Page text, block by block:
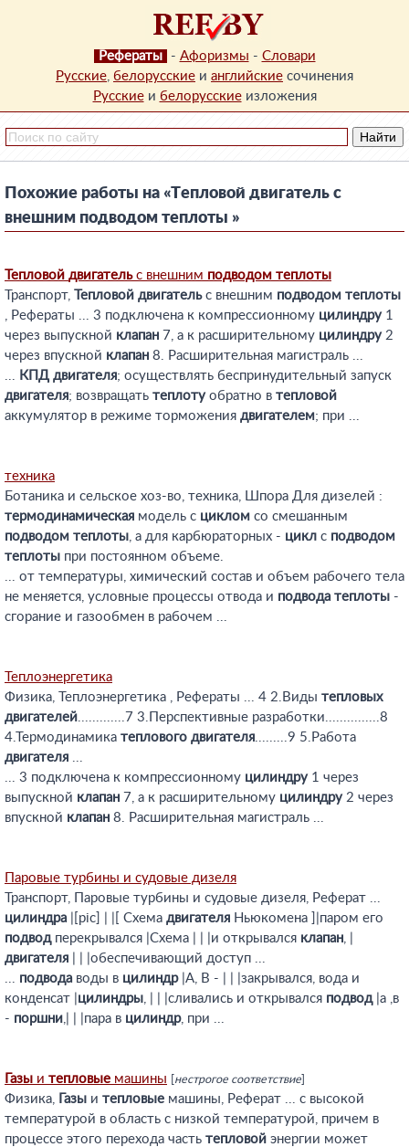
Рефераты - Афоризмы - Словари
Русские, белорусские и английские сочинения
Русскиеи белорусскиеизложения
Похожие работы на «Тепловой двигатель с
внешним подводом теплоты »
Тепловой двигательс внешним подводом теплоты
Транспорт,
Тепловой двигательс внешним подводом теплоты
, Рефераты ... 3 подключена к компрессионному цилиндру1
через выпускной клапан 7, а к расширительному цилиндру2
через впускной клапан 8. Расширительная магистраль ...
... КПД двигателя; осуществлять беспринудительный запуск
двигателя; возвращать теплотуобратно в тепловой
аккумулятор в режиме торможения двигателем; при ...
техника
Ботаника и сельское хоз-во, техника, Шпора Для дизелей :
термодинамическая модель с циклом со смешанным
подводом теплоты, а для карбюраторных - цикл с подводом
теплоты при постоянном объеме.
... от температуры, химический состав и объем рабочего тела
не меняется, условные процессы отвода и подвода теплоты -
сгорание и газообмен в рабочем ...
Теплоэнергетика
Физика, Теплоэнергетика , Рефераты ... 4 2.Виды тепловых
двигателей.............7 3.Перспективные разработки...............8
4.Термодинамика теплового двигателя.........9 5.Работа
двигателя ...
... 3 подключена к компрессионному цилиндру1 через
выпускной клапан 7, а к расширительному цилиндру2 через
впускной клапан 8. Расширительная магистраль ...
Паровые турбины и судовые дизеля
Транспорт, Паровые турбины и судовые дизеля, Реферат ...
цилиндра |[pic] | |[ Cхема двигателя Ньюкомена ]|паром его
подводперекрывался |Схема | | |и открывался клапан, |
двигателя | | |обеспечивающий доступ ...
... подвода воды в цилиндр|А, В - | | |закрывался, вода и
конденсат | цилиндры, | | |сливались и открывался подвод|а ,в
- поршни,| | |пара в цилиндр, при ...
Газы и тепловые машины нестрогое соответствие
Физика, Газы и тепловые машины, Реферат ... с высокой
температурой в область с низкой температурой, причем в
процессе этого перехода часть тепловой энергии может